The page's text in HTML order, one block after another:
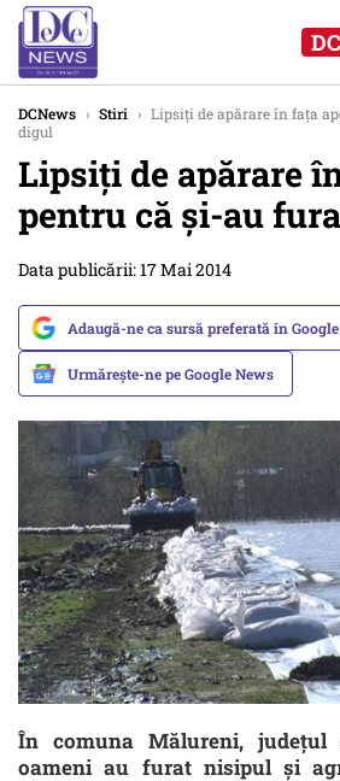
DCNews › Stiri › Lipsiți de apărare în fața
digul
Lipsiți de apărare
pentru că și-au
Data publicării: 17 Mai 2014
Adaugă-ne ca sursă preferată în Google
Urmărește-ne pe Google News
În comuna Mălureni,
oameni au furat nisipul şi